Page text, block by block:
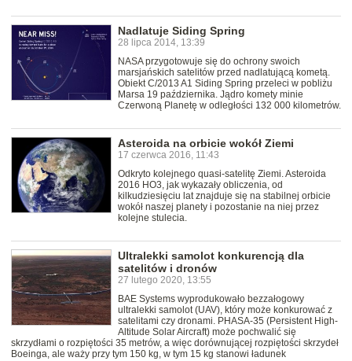
Nadlatuje Siding Spring
28 lipca 2014, 13:39
NASA przygotowuje się do ochrony swoich
marsjańskich satelitów przed nadlatującą kometą.
Obiekt C/2013 A1 Siding Spring przeleci w pobliżu
Marsa 19 października. Jądro komety minie
Czerwoną Planetę w odległości 132 000 kilometrów.
Asteroida na orbicie wokół Ziemi
17 czerwca 2016, 11:43
Odkryto kolejnego quasi-satelitę Ziemi. Asteroida
2016 HO3, jak wykazały obliczenia, od
kilkudziesięciu lat znajduje się na stabilnej orbicie
wokół naszej planety i pozostanie na niej przez
kolejne stulecia.
Ultralekki samolot konkurencją dla
satelitów i dronów
27 lutego 2020, 13:55
BAE Systems wyprodukowało bezzałogowy
ultralekki samolot (UAV), który może konkurować z
satelitami czy dronami. PHASA-35 (Persistent High-
Altitude Solar Aircraft) może pochwalić się
skrzydłami o rozpiętości 35 metrów, a więc dorównującej rozpiętości skrzydeł
Boeinga, ale waży przy tym 150 kg, w tym 15 kg stanowi ładunek